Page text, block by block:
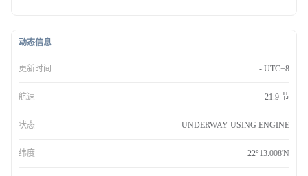
动态信息
更新时间 - UTC+8
航速 21.9 节
状态 UNDERWAY USING ENGINE
纬度 22°13.008'N